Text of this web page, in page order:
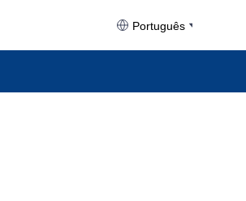
Português